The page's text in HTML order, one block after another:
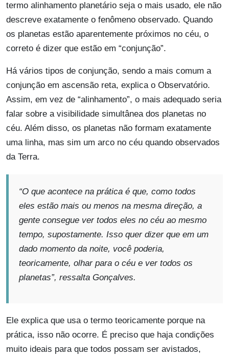
termo alinhamento planetário seja o mais usado, ele não
descreve exatamente o fenômeno observado. Quando
os planetas estão aparentemente próximos no céu, o
correto é dizer que estão em “conjunção”.
Há vários tipos de conjunção, sendo a mais comum a
conjunção em ascensão reta, explica o Observatório.
Assim, em vez de “alinhamento”, o mais adequado seria
falar sobre a visibilidade simultânea dos planetas no
céu. Além disso, os planetas não formam exatamente
uma linha, mas sim um arco no céu quando observados
da Terra.
“O que acontece na prática é que, como todos
eles estão mais ou menos na mesma direção, a
gente consegue ver todos eles no céu ao mesmo
tempo, supostamente. Isso quer dizer que em um
dado momento da noite, você poderia,
teoricamente, olhar para o céu e ver todos os
planetas”, ressalta Gonçalves.
Ele explica que usa o termo teoricamente porque na
prática, isso não ocorre. É preciso que haja condições
muito ideais para que todos possam ser avistados,